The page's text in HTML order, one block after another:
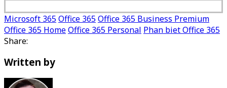
Microsoft 365Office 365Office 365 Business Premium
Office 365 HomeOffice 365 Personal Phan biet Office 365
Share:
Written by